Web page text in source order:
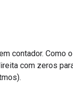
contador. Como
com zeros